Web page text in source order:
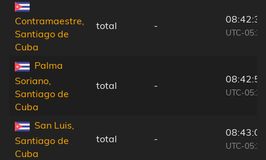
Contramaestre,
Santiago de
Cuba
total -
08:42:33
UTC-05:29
Palma
Soriano,
Santiago de
Cuba
total -
08:42:54
UTC-05:29
San Luis,
Santiago de
Cuba
total -
08:43:08
UTC-05:29